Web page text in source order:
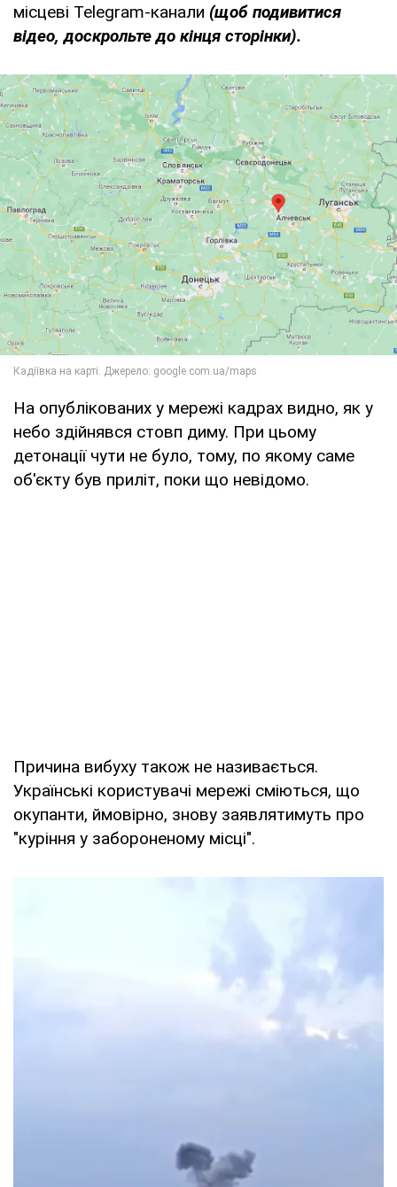
місцеві Telegram-канали (щоб подивитися
відео, доскрольте до кінця сторінки).
На опублікованих у мережі кадрах видно, як у
небо здійнявся стовп диму. При цьому
детонації чути не було, тому, по якому саме
об'єкту був приліт, поки що невідомо.
Причина вибуху також не називається.
Українські користувачі мережі сміються, що
окупанти, ймовірно, знову заявлятимуть про
"куріння у забороненому місці".